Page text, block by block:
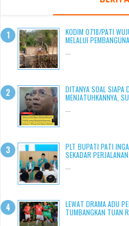
KODIM 0718/PATI
MELALUI
DITANYA SOAL SIAPA
MENJATUHKANNYA,
PLT BUPATI PATI
SEKADAR
LEWAT DRAMA ADU
TUMBANGKAN TUAN